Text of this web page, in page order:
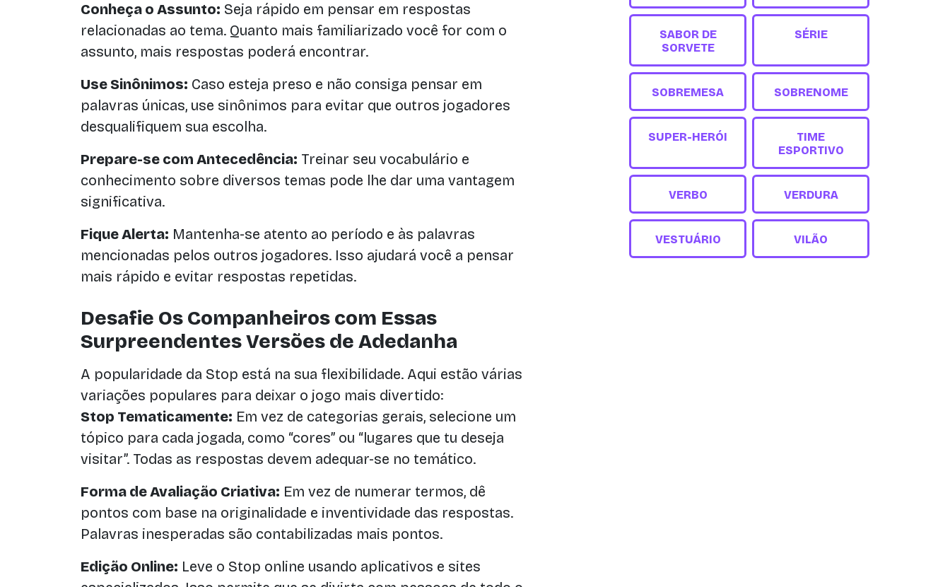
Conheça o Assunto: Seja rápido em pensar em respostas
relacionadas ao tema. Quanto mais familiarizado você for com o
assunto, mais respostas poderá encontrar.
Use Sinônimos: Caso esteja preso e não consiga pensar em
palavras únicas, use sinônimos para evitar que outros jogadores
desqualifiquem sua escolha.
Prepare-se com Antecedência: Treinar seu vocabulário e
conhecimento sobre diversos temas pode lhe dar uma vantagem
significativa.
Fique Alerta: Mantenha-se atento ao período e às palavras
mencionadas pelos outros jogadores. Isso ajudará você a pensar
mais rápido e evitar respostas repetidas.
Desafie Os Companheiros com Essas
Surpreendentes Versões de Adedanha
A popularidade da Stop está na sua flexibilidade. Aqui estão várias
variações populares para deixar o jogo mais divertido:
Stop Tematicamente: Em vez de categorias gerais, selecione um
tópico para cada jogada, como “cores” ou “lugares que tu deseja
visitar”. Todas as respostas devem adequar-se no temático.
Forma de Avaliação Criativa: Em vez de numerar termos, dê
pontos com base na originalidade e inventividade das respostas.
Palavras inesperadas são contabilizadas mais pontos.
Edição Online: Leve o Stop online usando aplicativos e sites
SABOR DE
SORVETE
SÉRIE
SOBREMESA SOBRENOME
SUPER-HERÓI
TIME
ESPORTIVO
VERBO VERDURA
VESTUÁRIO VILÃO